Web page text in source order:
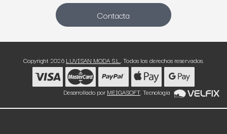
Contacta
Copyright 2026 LUVISAN MODA S.L.. Todos los derechos reservados.
Desarrollado por MEIGASOFT. Tecnología